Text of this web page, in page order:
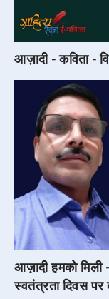
आज़ादी - कविता -
आज़ादी हमको मिली
स्वतंत्रता दिवस पर